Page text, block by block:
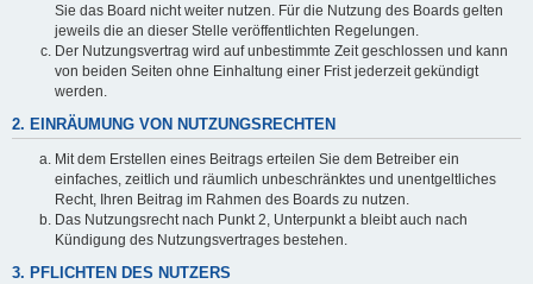
Sie das Board nicht weiter nutzen. Für die Nutzung des Boards gelten
jeweils die an dieser Stelle veröffentlichten Regelungen.
Der Nutzungsvertrag wird auf unbestimmte Zeit geschlossen und kann
von beiden Seiten ohne Einhaltung einer Frist jederzeit gekündigt
werden.
2. EINRÄUMUNG VON NUTZUNGSRECHTEN
Mit dem Erstellen eines Beitrags erteilen Sie dem Betreiber ein
einfaches, zeitlich und räumlich unbeschränktes und unentgeltliches
Recht, Ihren Beitrag im Rahmen des Boards zu nutzen.
Das Nutzungsrecht nach Punkt 2, Unterpunkt a bleibt auch nach
Kündigung des Nutzungsvertrages bestehen.
3. PFLICHTEN DES NUTZERS